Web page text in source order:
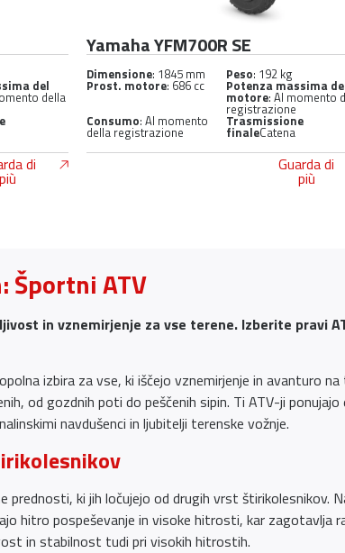
del
della
di
più
Yamaha YFM700R SE
Dimensione: 1845 mm Peso: 192 kg
Prost. motore: 686 cc Potenza massima
motore: Al momento
registrazione
Consumo: Al momento
della registrazione
Trasmissione
finaleCatena
Guarda di
più
Športni ATV
in vznemirjenje za vse terene. Izberite pravi
izbira za vse, ki iščejo vznemirjenje in avanturo
od gozdnih poti do peščenih sipin. Ti ATV-ji
navdušenci in ljubitelji terenske vožnje.
prednosti, ki jih ločujejo od drugih vrst štirikolesnikov.
hitro pospeševanje in visoke hitrosti, kar zagotavlja
in stabilnost tudi pri visokih hitrostih.